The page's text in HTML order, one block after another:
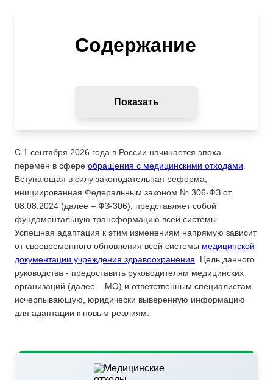
Содержание
Показать
С 1 сентября 2026 года в России начинается эпоха
перемен в сфере обращения с медицинскими отходами
Вступающая в силу законодательная реформа,
инициированная Федеральным законом № 306-ФЗ от
08.08.2024 (далее – ФЗ-306), представляет собой
фундаментальную трансформацию всей системы.
Успешная адаптация к этим изменениям напрямую зависит
от своевременного обновления всей системы медицинской
документации учреждения здравоохранения . Цель данного
руководства - предоставить руководителям медицинских
организаций (далее – МО) и ответственным специалистам
исчерпывающую, юридически выверенную информацию
для адаптации к новым реалиям.